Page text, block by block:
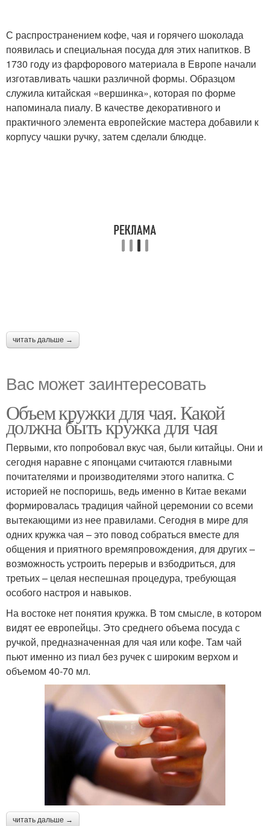
С распространением кофе, чая и горячего шоколада
появилась и специальная посуда для этих напитков. В
1730 году из фарфорового материала в Европе начали
изготавливать чашки различной формы. Образцом
служила китайская «вершинка», которая по форме
напоминала пиалу. В качестве декоративного и
практичного элемента европейские мастера добавили к
корпусу чашки ручку, затем сделали блюдце.
читать дальше →
Вас может заинтересовать
Объем кружки для чая. Какой
должна быть кружка для чая
Первыми, кто попробовал вкус чая, были китайцы. Они и
сегодня наравне с японцами считаются главными
почитателями и производителями этого напитка. С
историей не поспоришь, ведь именно в Китае веками
формировалась традиция чайной церемонии со всеми
вытекающими из нее правилами. Сегодня в мире для
одних кружка чая – это повод собраться вместе для
общения и приятного времяпровождения, для других –
возможность устроить перерыв и взбодриться, для
третьих – целая неспешная процедура, требующая
особого настроя и навыков.
На востоке нет понятия кружка. В том смысле, в котором
видят ее европейцы. Это среднего объема посуда с
ручкой, предназначенная для чая или кофе. Там чай
пьют именно из пиал без ручек с широким верхом и
объемом 40-70 мл.
читать дальше →